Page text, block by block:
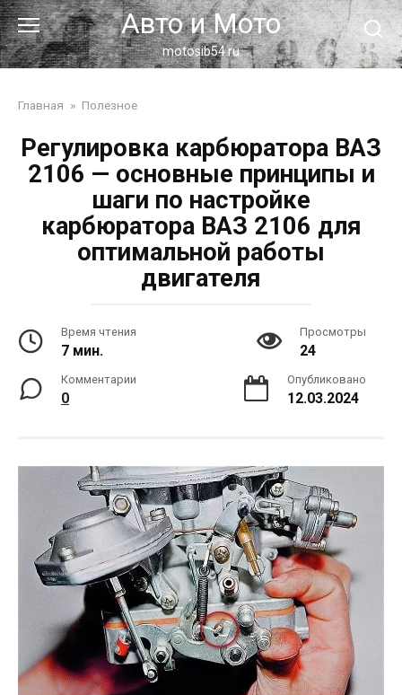
Перейти
к
контенту
Авто и Мото
motosib54.ru
Главная » Полезное
Регулировка карбюратора ВАЗ
2106 — основные принципы и
шаги по настройке
карбюратора ВАЗ 2106 для
оптимальной работы
двигателя
Время чтения
7 мин.
Просмотры
24
Комментарии
0
Опубликовано
12.03.2024